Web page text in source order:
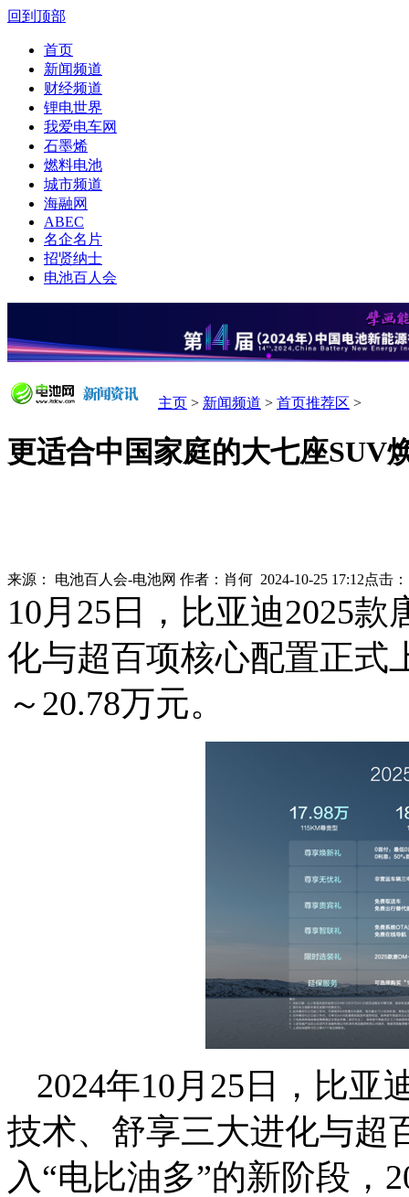
回到顶部
首页
新闻频道
财经频道
锂电世界
我爱电车网
石墨烯
燃料电池
城市频道
海融网
ABEC
名企名片
招贤纳士
电池百人会
主页 > 新闻频道 > 首页推荐区 >
更适合中国家庭的大七座SUV
来源： 电池百人会-电池网 作者： 肖何 2024-10-25 17:12点击
10月25日，比亚迪2025
化与超百项核心配置正式
～20.78万元。
2024年10月25日，比亚
技术、舒享三大进化与超
入“电比油多”的新阶段，